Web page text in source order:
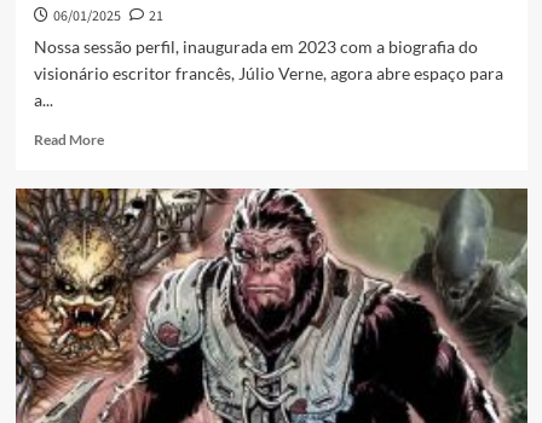
06/01/2025
21
Nossa sessão perfil, inaugurada em 2023 com a biografia do
visionário escritor francês, Júlio Verne, agora abre espaço para
a...
Read More